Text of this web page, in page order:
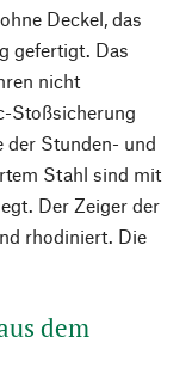
Deckel, das
gefertigt. Das
nicht
Stoßsicherung
der Stunden- und
Stahl sind mit
Der Zeiger der
rhodiniert. Die
dem